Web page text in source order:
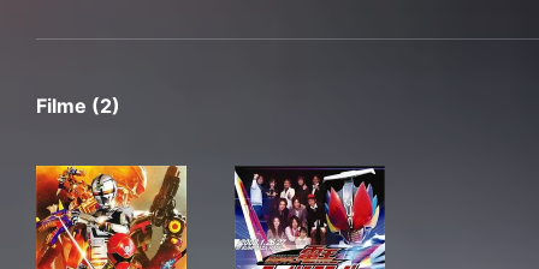
Filme (2)